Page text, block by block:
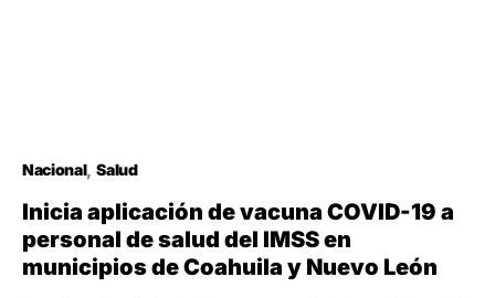
Nacional Salud
Inicia aplicación de vacuna COVID-19 a
personal de salud del IMSS en
municipios de Coahuila y Nuevo León